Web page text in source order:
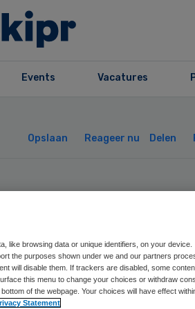
Events Vacatures
Opslaan Reageer nu Delen
like browsing data or unique identifiers, on your device.
the purposes shown under we and our partners
will disable them. If trackers are disabled, some
this menu to change your choices or withdraw
of the webpage. Your choices will have effect
Statement